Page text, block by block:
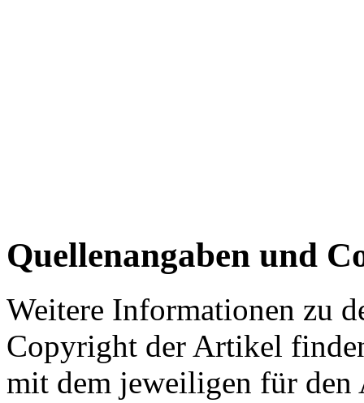
Quellenangaben und
Weitere Informationen zu
Copyright der Artikel
mit dem jeweiligen für